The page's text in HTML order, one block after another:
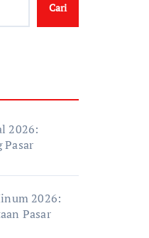
Cari
2026:
2026:
Pasar